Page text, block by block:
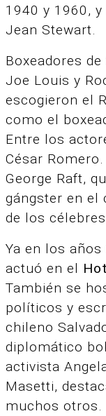
1940 y 1960,
Jean Stewart.
Boxeadores
Joe Louis y
escogieron el
como el
Entre los
César
George Raft,
gángster en el
de los
Ya en los
actuó en el
También se
políticos y
chileno
diplomático
activista
Masetti,
muchos otros.